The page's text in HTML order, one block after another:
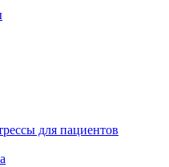
для пациентов